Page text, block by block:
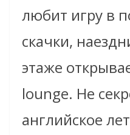
любит игру в
скачки,
этаже
lounge. Не
английское